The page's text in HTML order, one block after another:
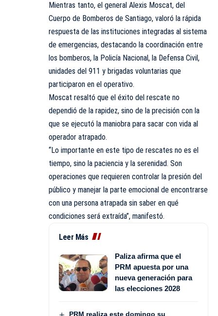
Mientras tanto, el general Alexis Moscat, del
Cuerpo de Bomberos de Santiago, valoró la rápida
respuesta de las instituciones integradas al sistema
de emergencias, destacando la coordinación entre
los bomberos, la Policía Nacional, la Defensa Civil,
unidades del 911 y brigadas voluntarias que
participaron en el operativo.
Moscat resaltó que el éxito del rescate no
dependió de la rapidez, sino de la precisión con la
que se ejecutó la maniobra para sacar con vida al
operador atrapado.
“Lo importante en este tipo de rescates no es el
tiempo, sino la paciencia y la serenidad. Son
operaciones que requieren controlar la presión del
público y manejar la parte emocional de encontrarse
con una persona atrapada sin saber en qué
condiciones será extraída”, manifestó.
Leer Más
Paliza afirma que el
PRM apuesta por una
nueva generación para
las elecciones 2028
PRM realiza este domingo su